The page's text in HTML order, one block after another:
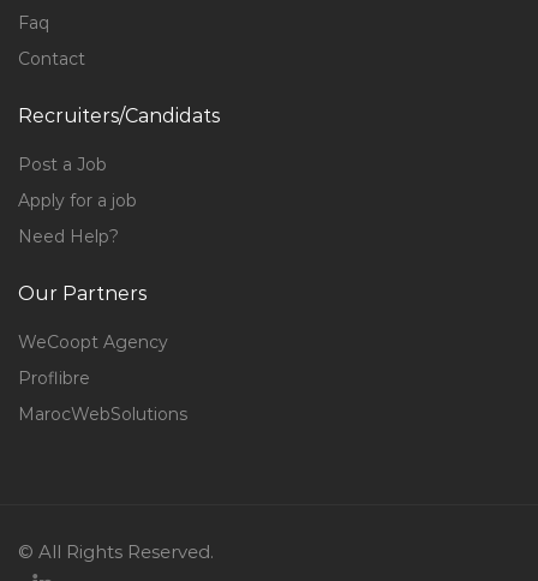
Faq
Contact
Recruiters/Candidats
Post a Job
Apply for a job
Need Help?
Our Partners
WeCoopt Agency
Proflibre
MarocWebSolutions
© All Rights Reserved.